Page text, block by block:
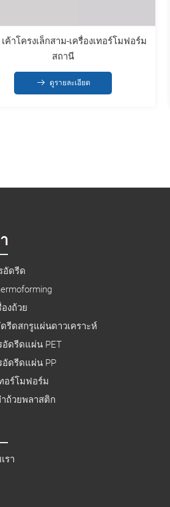
เค้าโครงเล็กสาม-เครื่องเทอร์โมฟอร์ม
สถานี
ดูรายละเอียด
อัดรีด
งถ้วย
ดรีดสกรูแผ่นดาวเคราะห์
อัดรีดแผ่น PET
อัดรีดแผ่น PP
ทอร์โมฟอร์ม
ำถ้วยพลาสติก
รา